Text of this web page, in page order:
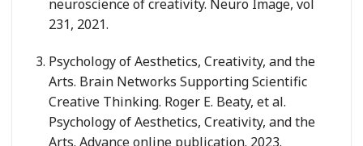
neuroscience of creativity. Neuro Image, vol
231, 2021.
Psychology of Aesthetics, Creativity, and the
Arts. Brain Networks Supporting Scientific
Creative Thinking. Roger E. Beaty, et al.
Psychology of Aesthetics, Creativity, and the
Arts. Advance online publication. 2023.